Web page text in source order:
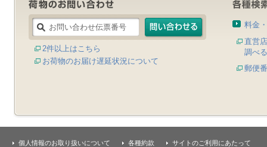
2件以上はこちら
お荷物のお届け遅延状況について
料金
直営
調べる
郵便
個人情報のお取り扱いについて 各種約款 サイトのご利用にあたって